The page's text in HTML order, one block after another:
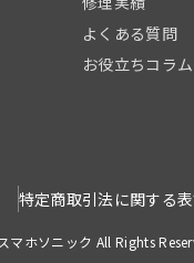
よくある質問
お役立ちコラム
特定商取引法に関する
マホソニック All Rights